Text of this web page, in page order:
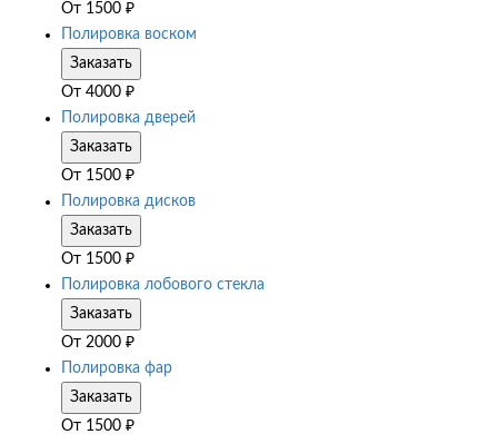
От 1500 ₽
Полировка воском
Заказать
От 4000 ₽
Полировка дверей
Заказать
От 1500 ₽
Полировка дисков
Заказать
От 1500 ₽
Полировка лобового стекла
Заказать
От 2000 ₽
Полировка фар
Заказать
От 1500 ₽